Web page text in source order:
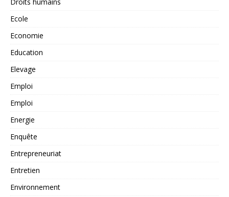
Droits humains
Ecole
Economie
Education
Elevage
Emploi
Emploi
Energie
Enquête
Entrepreneuriat
Entretien
Environnement